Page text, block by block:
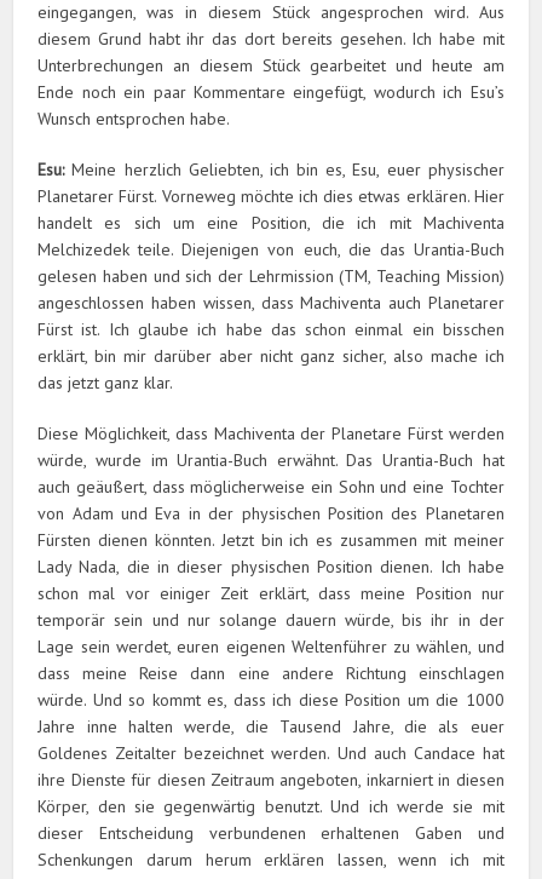
eingegangen, was in diesem Stück angesprochen wird. Aus
diesem Grund habt ihr das dort bereits gesehen. Ich habe mit
Unterbrechungen an diesem Stück gearbeitet und heute am
Ende noch ein paar Kommentare eingefügt, wodurch ich Esu’s
Wunsch entsprochen habe.
Esu:Meine herzlich Geliebten, ich bin es, Esu, euer physischer
Planetarer Fürst. Vorneweg möchte ich dies etwas erklären. Hier
handelt es sich um eine Position, die ich mit Machiventa
Melchizedek teile. Diejenigen von euch, die das Urantia-Buch
gelesen haben und sich der Lehrmission (TM, Teaching Mission)
angeschlossen haben wissen, dass Machiventa auch Planetarer
Fürst ist. Ich glaube ich habe das schon einmal ein bisschen
erklärt, bin mir darüber aber nicht ganz sicher, also mache ich
das jetzt ganz klar.
Diese Möglichkeit, dass Machiventa der Planetare Fürst werden
würde, wurde im Urantia-Buch erwähnt. Das Urantia-Buch hat
auch geäußert, dass möglicherweise ein Sohn und eine Tochter
von Adam und Eva in der physischen Position des Planetaren
Fürsten dienen könnten. Jetzt bin ich es zusammen mit meiner
Lady Nada, die in dieser physischen Position dienen. Ich habe
schon mal vor einiger Zeit erklärt, dass meine Position nur
temporär sein und nur solange dauern würde, bis ihr in der
Lage sein werdet, euren eigenen Weltenführer zu wählen, und
dass meine Reise dann eine andere Richtung einschlagen
würde. Und so kommt es, dass ich diese Position um die 1000
Jahre inne halten werde, die Tausend Jahre, die als euer
Goldenes Zeitalter bezeichnet werden. Und auch Candace hat
ihre Dienste für diesen Zeitraum angeboten, inkarniert in diesen
Körper, den sie gegenwärtig benutzt. Und ich werde sie mit
dieser Entscheidung verbundenen erhaltenen Gaben und
Schenkungen darum herum erklären lassen, wenn ich mit